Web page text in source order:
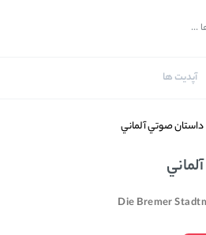
آپدیت ها
داستان صوتي آلماني